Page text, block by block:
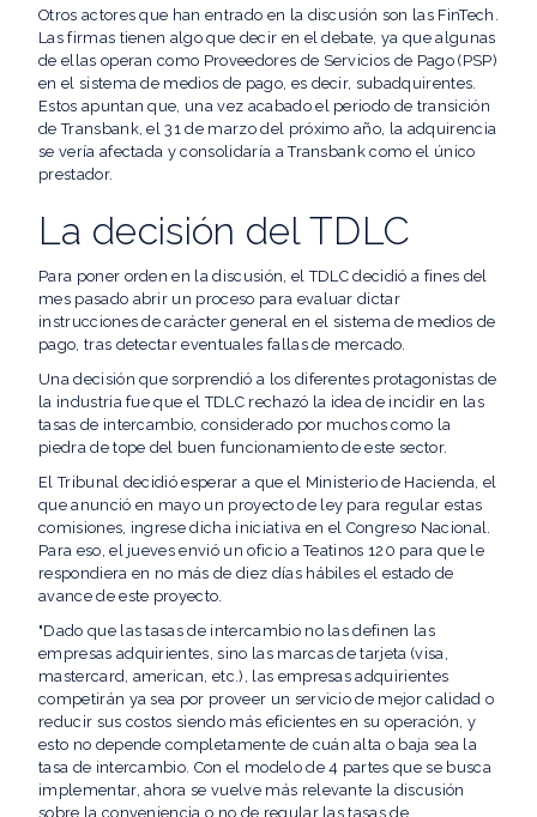
Otros actores que han entrado en la discusión son las FinTech.
Las firmas tienen algo que decir en el debate, ya que algunas
de ellas operan como Proveedores de Servicios de Pago (PSP)
en el sistema de medios de pago, es decir, subadquirentes.
Estos apuntan que, una vez acabado el periodo de transición
de Transbank, el 31 de marzo del próximo año, la adquirencia
se vería afectada y consolidaría a Transbank como el único
prestador.
La decisión del TDLC
Para poner orden en la discusión, el TDLC decidió a fines del
mes pasado abrir un proceso para evaluar dictar
instrucciones de carácter general en el sistema de medios de
pago, tras detectar eventuales fallas de mercado.
Una decisión que sorprendió a los diferentes protagonistas de
la industria fue que el TDLC rechazó la idea de incidir en las
tasas de intercambio, considerado por muchos como la
piedra de tope del buen funcionamiento de este sector.
El Tribunal decidió esperar a que el Ministerio de Hacienda, el
que anunció en mayo un proyecto de ley para regular estas
comisiones, ingrese dicha iniciativa en el Congreso Nacional.
Para eso, el jueves envió un oficio a Teatinos 120 para que le
respondiera en no más de diez días hábiles el estado de
avance de este proyecto.
"Dado que las tasas de intercambio no las definen las
empresas adquirientes, sino las marcas de tarjeta (visa,
mastercard, american, etc.), las empresas adquirientes
competirán ya sea por proveer un servicio de mejor calidad o
reducir sus costos siendo más eficientes en su operación, y
esto no depende completamente de cuán alta o baja sea la
tasa de intercambio. Con el modelo de 4 partes que se busca
implementar, ahora se vuelve más relevante la discusión
sobre la conveniencia o no de regular las tasas de